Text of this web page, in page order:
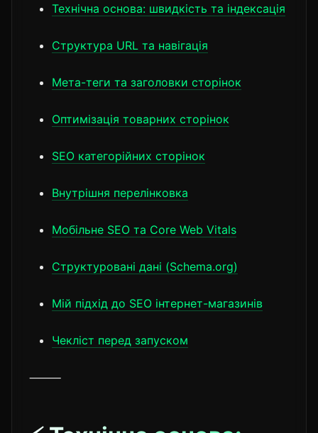
Технічна основа: швидкість та індексація
Структура URL та навігація
Мета-теги та заголовки сторінок
Оптимізація товарних сторінок
SEO категорійних сторінок
Внутрішня перелінковка
Мобільне SEO та Core Web Vitals
Структуровані дані (Schema.org)
Мій підхід до SEO інтернет-магазинів
Чекліст перед запуском
⸻